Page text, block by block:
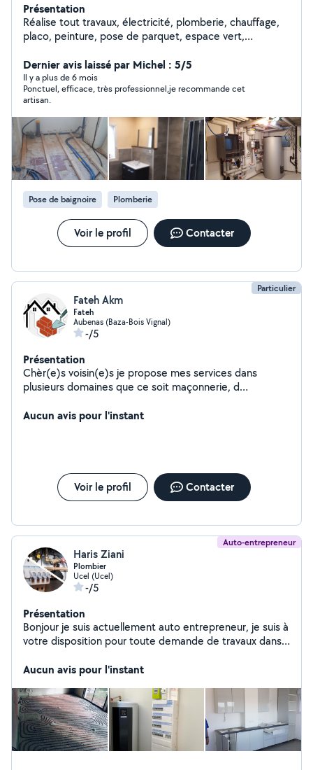
Présentation
Réalise tout travaux, électricité, plomberie, chauffage,
placo, peinture, pose de parquet, espace vert,
Je peux travailler dans beaucoup de domaines, je
possède le matériel nécessaire.
Dernier avis laissé par Michel : 5/5
Il y a plus de 6 mois
Ponctuel, efficace, très professionnel,je recommande cet
artisan.
Pose de baignoire Plomberie
Voir le profil Contacter
Particulier
Fateh Akm
Fateh
Aubenas (Baza-Bois Vignal)
-/5
Présentation
Chèr(e)s voisin(e)s je propose mes services dans
plusieurs domaines que ce soit maçonnerie, d
... Ayant travaillé plusieurs années en tant qu'aide maçon
vous n'avez obtenu aucune réponse sous un délai de 2h
c'est que je ne peux pas répondre car vous n'êtes pas
dans mon périmètre défini par allovoisin. Et que
Aucun avis pour l'instant
Voir le profil Contacter
Auto-entrepreneur
Haris Ziani
Plombier
Ucel (Ucel)
-/5
Présentation
Bonjour je suis actuellement auto entrepreneur, je suis à
votre disposition pour toute demande de travaux dans
Démontage de meubles, Peinture et Plaquo. Je dispose
possibilité de faire des devis sur demande.
Aucun avis pour l'instant